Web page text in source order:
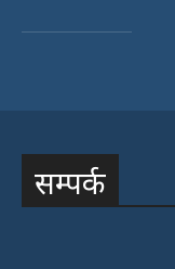
सम्पर्क